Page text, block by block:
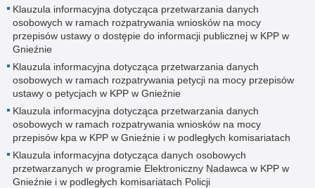
Klauzula informacyjna dotycząca przetwarzania danych
osobowych w ramach rozpatrywania wniosków na mocy
przepisów ustawy o dostępie do informacji publicznej w KPP w
Gnieźnie
Klauzula informacyjna dotycząca przetwarzania danych
osobowych w ramach rozpatrywania petycji na mocy przepisów
ustawy o petycjach w KPP w Gnieźnie
Klauzula informacyjna dotycząca przetwarzania danych
osobowych w ramach rozpatrywania wniosków na mocy
przepisów kpa w KPP w Gnieźnie i w podległych komisariatach
Klauzula informacyjna dotycząca danych osobowych
przetwarzanych w programie Elektroniczny Nadawca w KPP w
Gnieźnie i w podległych komisariatach Policji